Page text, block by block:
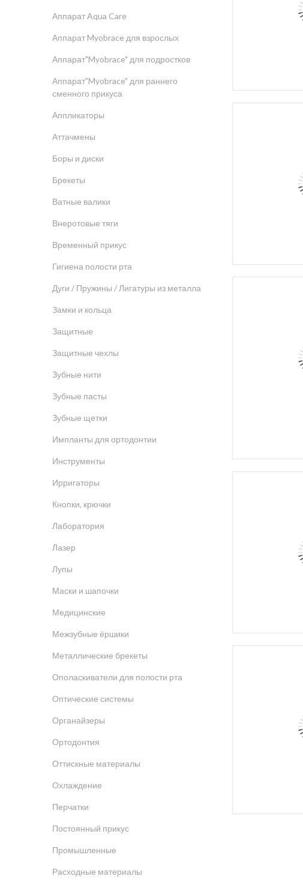
Аппарат Aqua Care
Аппарат Myobrace для взрослых
Аппарат"Myobrace" для подростков
Аппарат"Myobrace" для раннего
сменного прикуса
Аппликаторы
Аттачмены
Боры и диски
Брекеты
Ватные валики
Внеротовые тяги
Временный прикус
Гигиена полости рта
Дуги / Пружины / Лигатуры из металла
Замки и кольца
Защитные
Защитные чехлы
Зубные нити
Зубные пасты
Зубные щетки
Импланты для ортодонтии
Инструменты
Ирригаторы
Кнопки, крючки
Лаборатория
Лазер
Лупы
Маски и шапочки
Медицинские
Межзубные ёршики
Металлические брекеты
Ополаскиватели для полости рта
Оптические системы
Органайзеры
Ортодонтия
Оттискные материалы
Охлаждение
Перчатки
Постоянный прикус
Промышленные
Расходные материалы